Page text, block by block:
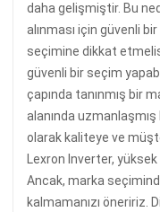
daha gelişmiştir. Bu
alınması için güvenli
seçimine dikkat
güvenli bir seçim
çapında tanınmış bir
alanında
olarak kaliteye ve
Lexron Inverter,
Ancak, marka
kalmamanızı öneririz.